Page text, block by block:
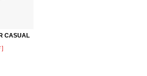
CASUAL